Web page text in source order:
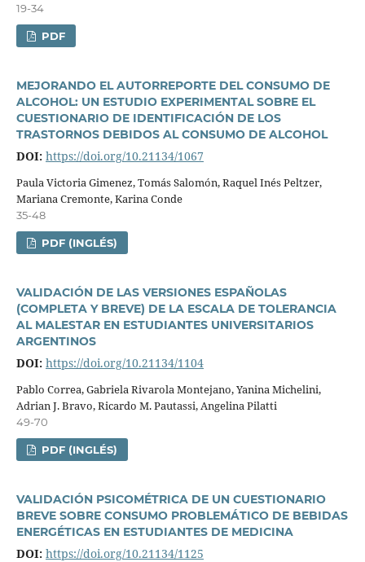
19-34
PDF
MEJORANDO EL AUTORREPORTE DEL CONSUMO DE
ALCOHOL: UN ESTUDIO EXPERIMENTAL SOBRE EL
CUESTIONARIO DE IDENTIFICACIÓN DE LOS
TRASTORNOS DEBIDOS AL CONSUMO DE ALCOHOL
DOI: https://doi.org/10.21134/1067
Paula Victoria Gimenez, Tomás Salomón, Raquel Inés Peltzer,
Mariana Cremonte, Karina Conde
35-48
PDF (INGLÉS)
VALIDACIÓN DE LAS VERSIONES ESPAÑOLAS
(COMPLETA Y BREVE) DE LA ESCALA DE TOLERANCIA
AL MALESTAR EN ESTUDIANTES UNIVERSITARIOS
ARGENTINOS
DOI: https://doi.org/10.21134/1104
Pablo Correa, Gabriela Rivarola Montejano, Yanina Michelini,
Adrian J. Bravo, Ricardo M. Pautassi, Angelina Pilatti
49-70
PDF (INGLÉS)
VALIDACIÓN PSICOMÉTRICA DE UN CUESTIONARIO
BREVE SOBRE CONSUMO PROBLEMÁTICO DE BEBIDAS
ENERGÉTICAS EN ESTUDIANTES DE MEDICINA
DOI: https://doi.org/10.21134/1125